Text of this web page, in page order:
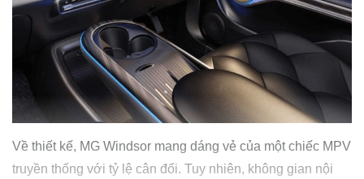
Về thiết kế, MG Windsor mang dáng vẻ của một chiếc MPV
truyền thống với tỷ lệ cân đối. Tuy nhiên, không gian nội